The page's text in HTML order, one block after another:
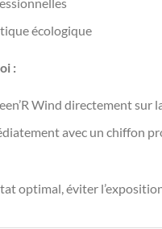
écologique
:
Wind directement sur
avec un chiffon
optimal, éviter